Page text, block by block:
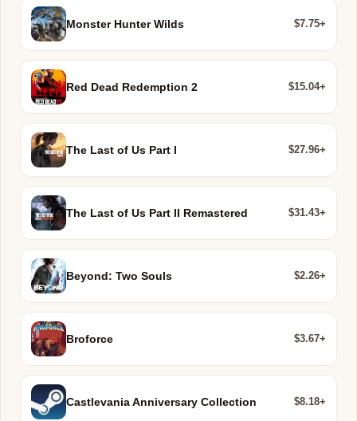
Monster Hunter Wilds $7.75+
Red Dead Redemption 2 $15.04+
The Last of Us Part I $27.96+
The Last of Us Part II Remastered $31.43+
Beyond: Two Souls $2.26+
Broforce $3.67+
Castlevania Anniversary Collection $8.18+